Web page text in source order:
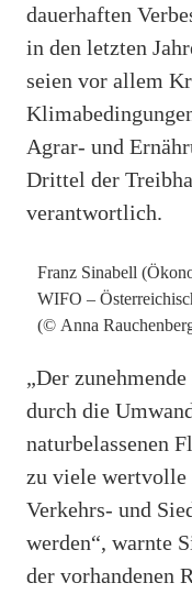
dauerhaften
in den letzten
seien vor allem
Agrar- und
Drittel der
verantwortlich.
Franz Sinabell
WIFO –
(© Anna
„Der
durch die
naturbelassenen
zu viele wertvolle
Verkehrs- und
werden“, warnte
der vorhandenen